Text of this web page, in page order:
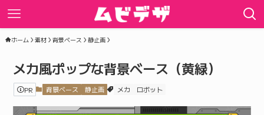
ホーム 素材 背景ベース 静止画
メカ風ポップな背景ベース（黄緑）
PR 背景ベース 静止画 メカ ロボット